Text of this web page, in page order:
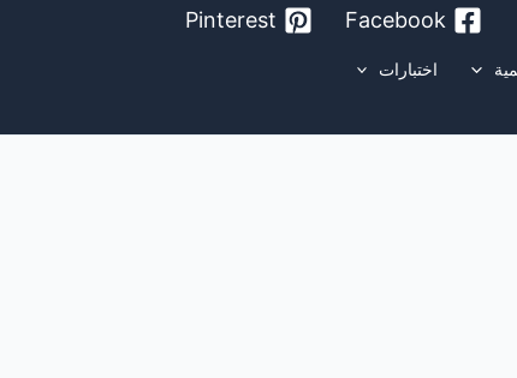
Facebook
Pinterest
اختبارات